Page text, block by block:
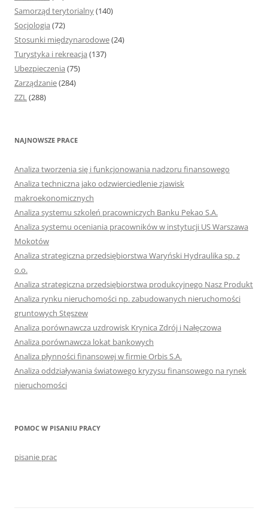
Samorząd terytorialny(140)
Socjologia (72)
Stosunki międzynarodowe(24)
Turystyka i rekreacja (137)
Ubezpieczenia (75)
Zarządzanie(284)
ZZL(288)
NAJNOWSZE PRACE
Analiza tworzenia się i funkcjonowania nadzoru finansowego
Analiza techniczna jako odzwierciedlenie zjawisk
makroekonomicznych
Analiza systemu szkoleń pracowniczych Banku Pekao S.A.
Analiza systemu oceniania pracowników w instytucji US Warszawa
Mokotów
Analiza strategiczna przedsiębiorstwa Waryński Hydraulika sp. z
o.o.
Analiza strategiczna przedsiębiorstwa produkcyjnego Nasz Produkt
Analiza rynku nieruchomości np. zabudowanych nieruchomości
gruntowych Stęszew
Analiza porównawcza uzdrowisk Krynica Zdrój i Nałęczowa
Analiza porównawcza lokat bankowych
Analiza płynności finansowej w firmie Orbis S.A.
Analiza oddziaływania światowego kryzysu finansowego na rynek
nieruchomości
POMOC W PISANIU PRACY
pisanie prac